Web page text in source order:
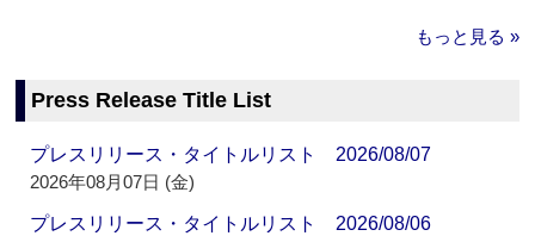
もっと見る »
Press Release Title List
プレスリリース・タイトルリスト 2026/08/07
2026年08月07日 (金)
プレスリリース・タイトルリスト 2026/08/06